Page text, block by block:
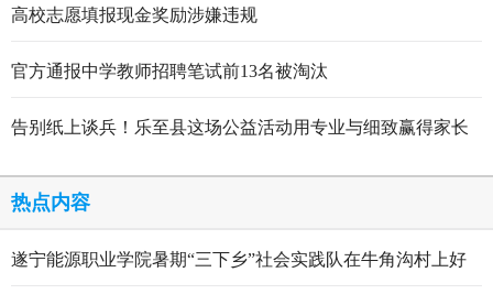
高校志愿填报现金奖励涉嫌违规
官方通报中学教师招聘笔试前13名被淘汰
告别纸上谈兵！乐至县这场公益活动用专业与细致赢得家长
热点内容
遂宁能源职业学院暑期“三下乡”社会实践队在牛角沟村上好